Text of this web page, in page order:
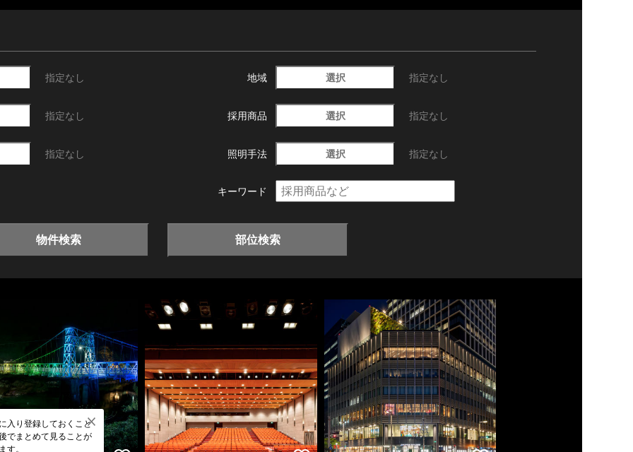
指定なし 地域 選択 指定なし
指定なし 採用商品 選択 指定なし
指定なし 照明手法 選択 指定なし
キーワード
物件検索 部位検索
入り登録しておくこと
でまとめて見ることが
す。